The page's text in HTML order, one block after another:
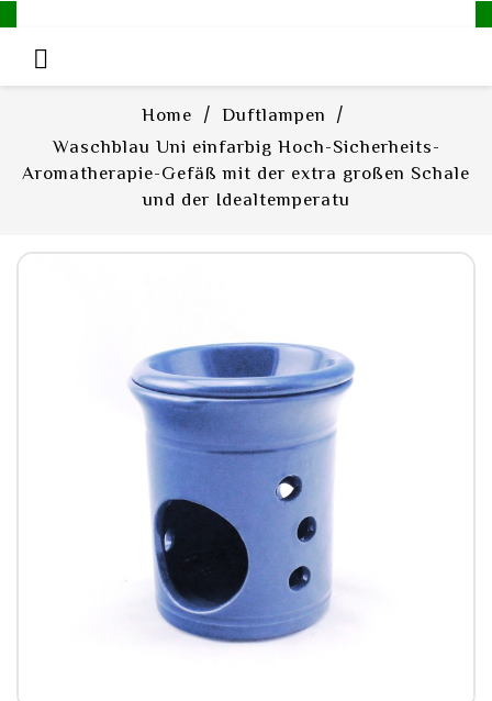

Home
Duftlampen
Waschblau Uni einfarbig Hoch-Sicherheits-
Aromatherapie-Gefäß mit der extra großen Schale
und der Idealtemperatu